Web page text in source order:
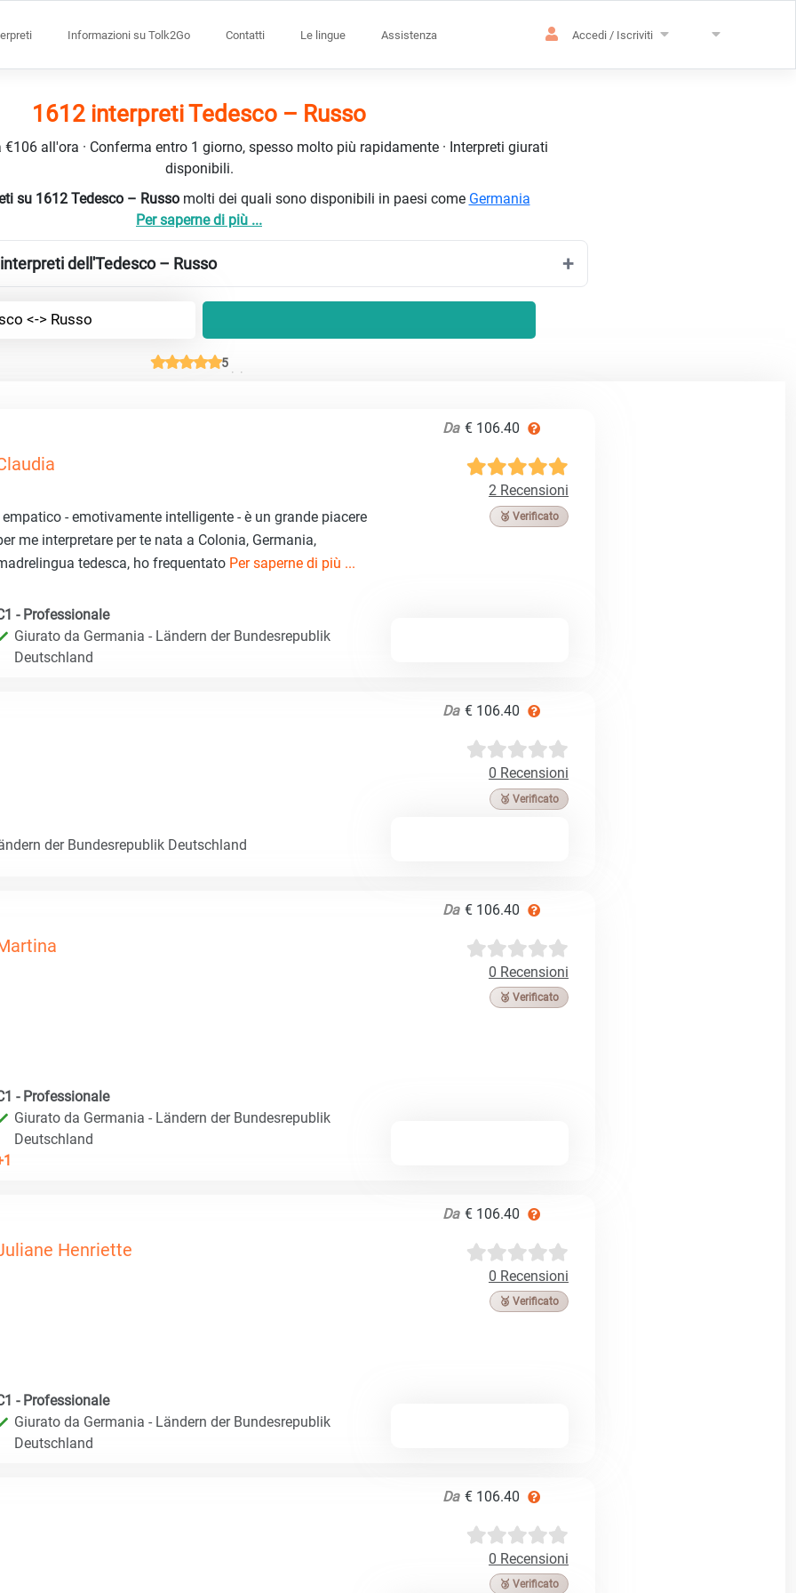
Informazioni su Tolk2Go Contatti Le lingue Assistenza Accedi / Iscriviti
1612 interpreti Tedesco – Russo
all'ora · Conferma entro 1 giorno, spesso molto più rapidamente · Interpreti giurati
disponibili.
su 1612 Tedesco – Russo molti dei quali sono disponibili in paesi come Germania
Per saperne di più ...
dell'Tedesco – Russo
<-> Russo
5
Da € 106.40
2 Recensioni
🥉 Verificato
empatico - emotivamente intelligente - è un grande piacere
me interpretare per te nata a Colonia, Germania,
tedesca, ho frequentato Per saperne di più ...
- Professionale
Giurato da Germania - Ländern der Bundesrepublik
Deutschland
Da € 106.40
0 Recensioni
🥉 Verificato
der Bundesrepublik Deutschland
Da € 106.40
0 Recensioni
🥉 Verificato
- Professionale
Giurato da Germania - Ländern der Bundesrepublik
Deutschland
Da € 106.40
Henriette
0 Recensioni
🥉 Verificato
- Professionale
Giurato da Germania - Ländern der Bundesrepublik
Deutschland
Da € 106.40
0 Recensioni
🥉 Verificato